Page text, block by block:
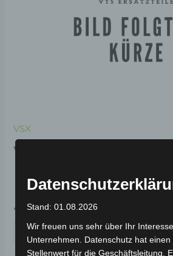
VSX
VSX UNTERER
KOTFLÜGEL
49,00€ *
IN DEN WARENKORB
Stand: 01.08.2026
Wir freuen uns sehr über Ihr
Unternehmen. Datenschutz hat
Stellenwert für die Geschäftsleitung.